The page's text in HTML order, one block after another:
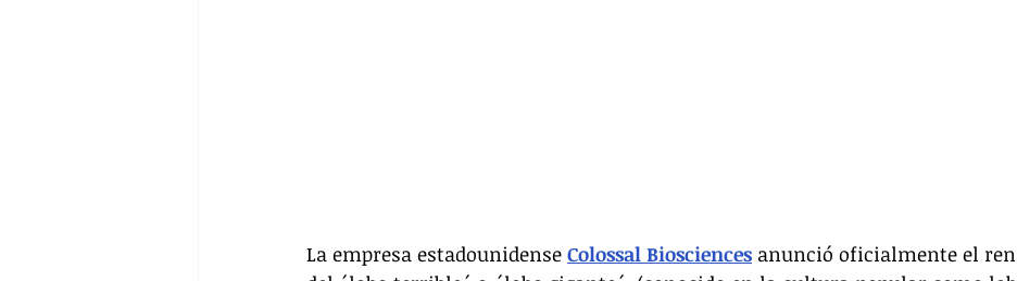
La empresa estadounidense Colossal Biosciences anunció oficialmente el